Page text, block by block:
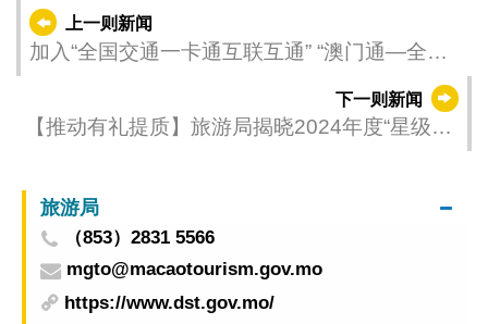
上一则新闻
加入“全国交通一卡通互联互通” “澳门通—全国
下一则新闻
【推动有礼提质】旅游局揭晓2024年度“星级旅
旅游局
（853）2831 5566
mgto@macaotourism.gov.mo
https://www.dst.gov.mo/